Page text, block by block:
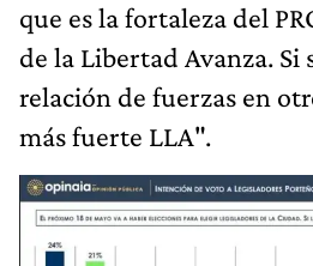
que es la fortaleza del
de la Libertad Avanza. Si
relación de fuerzas en
más fuerte LLA".